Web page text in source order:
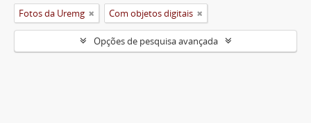
Fotos da Uremg Com objetos digitais
Opções de pesquisa avançada